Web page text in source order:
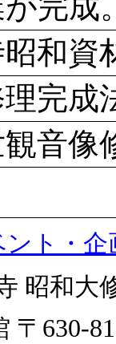
昭和
完成
音像
ント・企
昭和大
〒630-